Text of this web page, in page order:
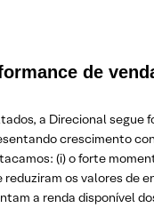
de
a Direcional segue
crescimento
(i) o forte
os valores
a renda disponível